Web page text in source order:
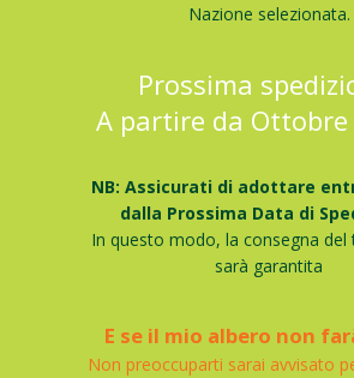
Nazione selezionata.
Prossima
A partire da Ottobre
NB: Assicurati di adottare
dalla Prossima Data di
In questo modo, la consegna
sarà garantita
E se il mio albero non
Non preoccuparti sarai avvisato